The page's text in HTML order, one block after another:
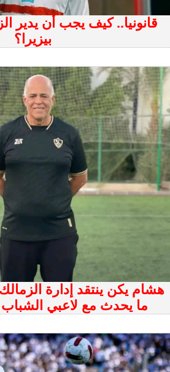
قانونيا.. كيف يجب أن يدير
بيزيرا؟
هشام يكن ينتقد إدارة
ما يحدث مع لاعبي